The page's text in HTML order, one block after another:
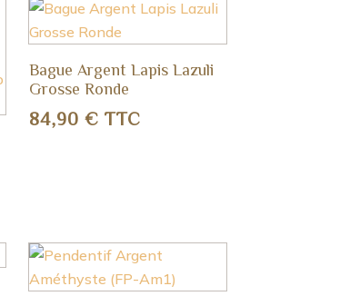
Bague Argent Lapis Lazuli
Grosse Ronde
84,90€ TTC